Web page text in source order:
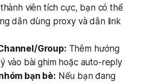
viên tích cực, bạn có thể
dẫn dùng proxy và dẫn link
Group: Thêm hướng
vào bài ghim hoặc auto-reply
bạn bè: Nếu bạn đang